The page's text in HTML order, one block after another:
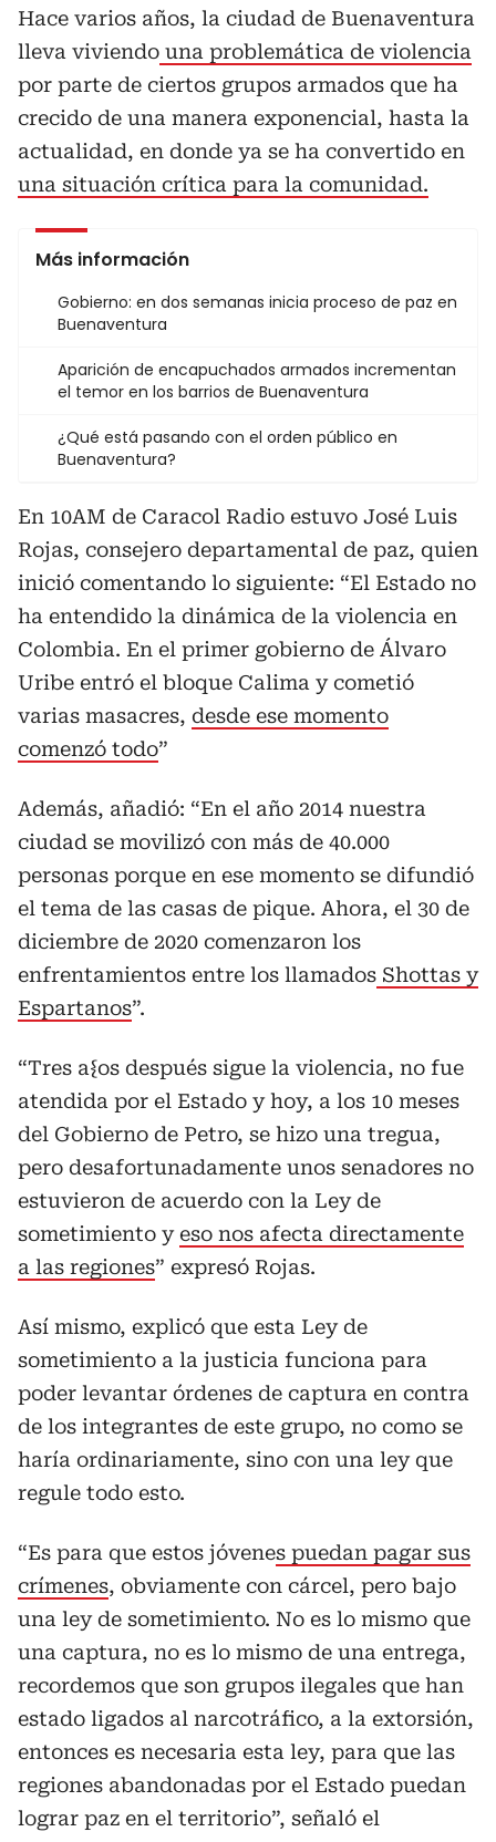
Hace varios años, la ciudad de Buenaventura
lleva viviendo una problemática de violencia
por parte de ciertos grupos armados que ha
crecido de una manera exponencial, hasta la
actualidad, en donde ya se ha convertido en
una situación crítica para la comunidad.
Más información
Gobierno: en dos semanas inicia proceso de paz en
Buenaventura
Aparición de encapuchados armados incrementan
el temor en los barrios de Buenaventura
¿Qué está pasando con el orden público en
Buenaventura?
En 10AM de Caracol Radio estuvo José Luis
Rojas, consejero departamental de paz, quien
inició comentando lo siguiente: “El Estado no
ha entendido la dinámica de la violencia en
Colombia. En el primer gobierno de Álvaro
Uribe entró el bloque Calima y cometió
varias masacres, desde ese momento
comenzó todo”
Además, añadió: “En el año 2014 nuestra
ciudad se movilizó con más de 40.000
personas porque en ese momento se difundió
el tema de las casas de pique. Ahora, el 30 de
diciembre de 2020 comenzaron los
enfrentamientos entre los llamados Shottas y
Espartanos”.
“Tres a{os después sigue la violencia, no fue
atendida por el Estado y hoy, a los 10 meses
del Gobierno de Petro, se hizo una tregua,
pero desafortunadamente unos senadores no
estuvieron de acuerdo con la Ley de
sometimiento yeso nos afecta directamente
a las regiones” expresó Rojas.
Así mismo, explicó que esta Ley de
sometimiento a la justicia funciona para
poder levantar órdenes de captura en contra
de los integrantes de este grupo, no como se
haría ordinariamente, sino con una ley que
regule todo esto.
“Es para que estos jóvenes puedan pagar sus
crímenes, obviamente con cárcel, pero bajo
una ley de sometimiento. No es lo mismo que
una captura, no es lo mismo de una entrega,
recordemos que son grupos ilegales que han
estado ligados al narcotráfico, a la extorsión,
entonces es necesaria esta ley, para que las
regiones abandonadas por el Estado puedan
lograr paz en el territorio”, señaló el